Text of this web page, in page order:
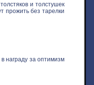
и толстушек
прожить без тарелки
награду за оптимизм